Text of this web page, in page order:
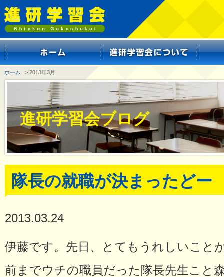
ホーム > 2013年3月
進研学習会ブログ
隊長の就職が決まったどー
2013.03.24
伊藤です。先日、とてもうれしいこと
前までウチの職員だった隊長先生こと